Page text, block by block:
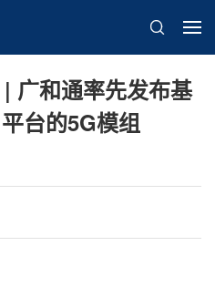
广和通率先发布基
台的5G模组